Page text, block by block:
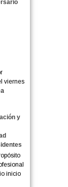
viernes
y
inicio